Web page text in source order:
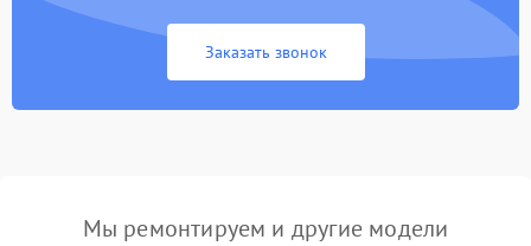
Заказать звонок
Мы ремонтируем и другие модели